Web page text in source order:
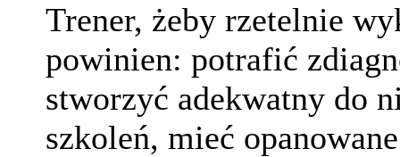
Trener, żeby rzetelnie
powinien: potrafić
stworzyć adekwatny do
szkoleń, mieć